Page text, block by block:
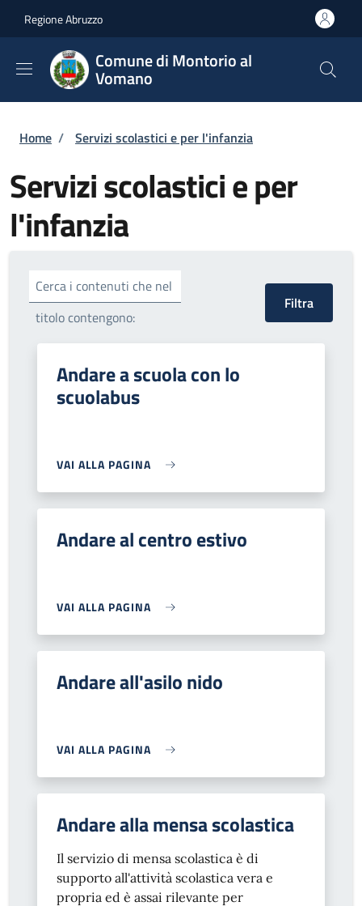
Regione Abruzzo
Comune di Montorio al
Vomano
Briciole di pane
Home / Servizi scolastici e per l'infanzia
Servizi scolastici e per
l'infanzia
Cerca i contenuti che nel
titolo contengono:
Andare a scuola con lo
scuolabus
VAI ALLA PAGINA
Andare al centro estivo
VAI ALLA PAGINA
Andare all'asilo nido
VAI ALLA PAGINA
Andare alla mensa scolastica
Il servizio di mensa scolastica è di
supporto all'attività scolastica vera e
propria ed è assai rilevante per